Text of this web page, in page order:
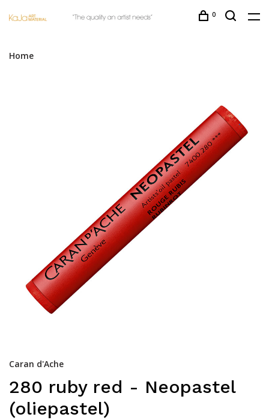
0
Home
Caran d'Ache
280 ruby red - Neopastel
(oliepastel)